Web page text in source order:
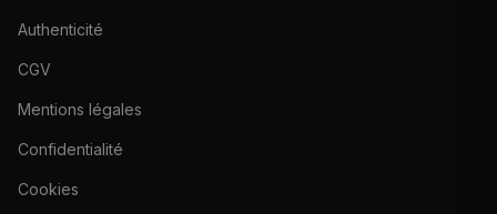
Authenticité
CGV
Mentions légales
Confidentialité
Cookies